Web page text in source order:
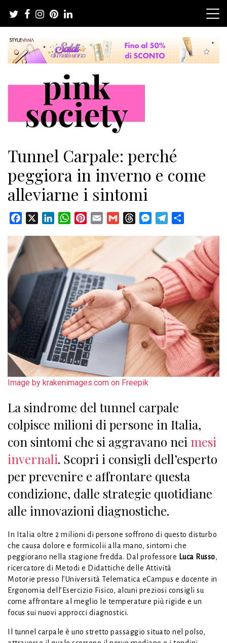
contenuto
Pink Society
Tunnel Carpale: perché
peggiora in inverno e come
alleviarne i sintomi
Facebook LinkedInWhatsAppPinterest
Email Gmail ThreadsMessenger
Telegram
Image by krakenimages.com on Freepik
La sindrome del tunnel carpale
colpisce milioni di persone in Italia,
con sintomi che si aggravano nei mesi
invernali. Scopri i consigli dell’esperto
per prevenire e affrontare questa
condizione, dalle strategie quotidiane
alle innovazioni diagnostiche.
In Italia oltre 2 milioni di persone soffrono di questo disturbo
che causa dolore e formicolii alla mano, sintomi che
peggiorano nella stagione fredda. Dal professore Luca Russo,
ricercatore di Metodi e Didattiche delle Attività
Motorie presso l’Università Telematica eCampus e docente in
Ergonomia dell’Esercizio Fisico, alcuni preziosi consigli su
come affrontare al meglio le temperature più rigide e un
focus sui nuovi approcci diagnostici.
Il tunnel carpale è uno stretto passaggio situato nel polso,